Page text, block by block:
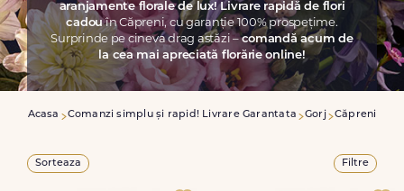
aranjamente florale de lux! Livrare rapidă de flori
cadouîn Căpreni, cu garanție 100% prospețime.
Surprinde pe cineva drag astăzi –comandă acum de
la cea mai apreciată florărie online!
Acasa Comanzi simplu și rapid! Livrare Garantata Gorj Căpreni
Sorteaza Filtre